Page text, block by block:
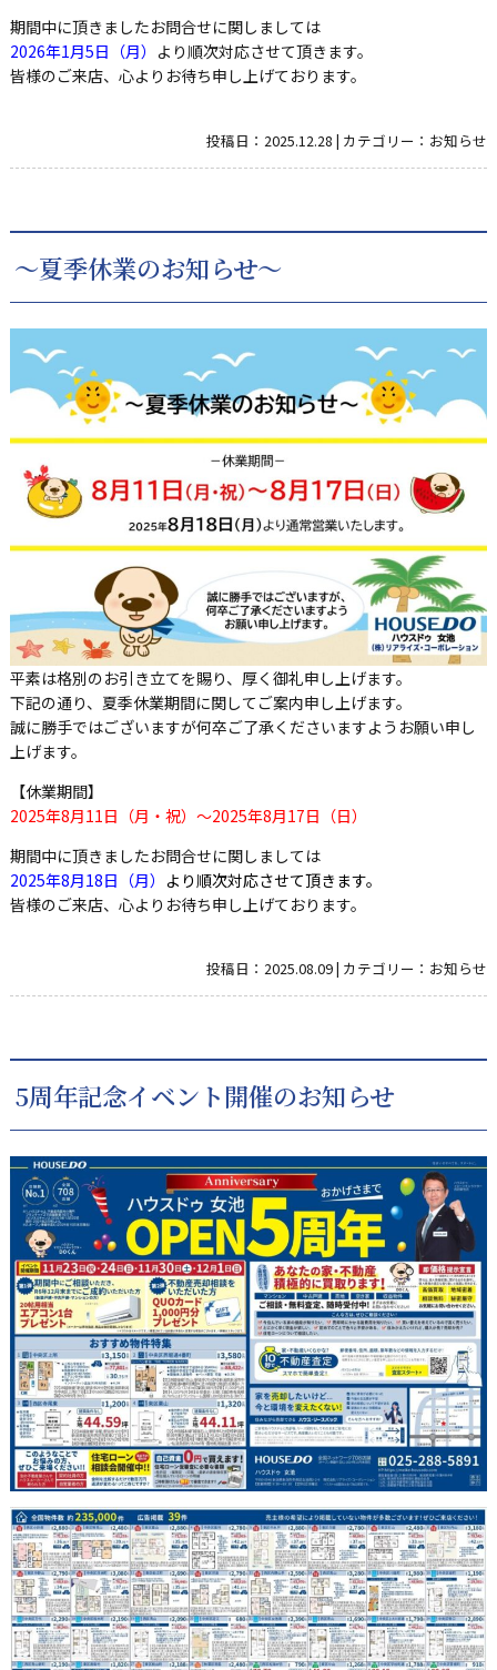
期間中に頂きましたお問合せに関しましては
2026年1月5日（月） より順次対応させて頂きます。
皆様のご来店、心よりお待ち申し上げております。
投稿日：2025.12.28 | カテゴリー： お知らせ
～夏季休業のお知らせ～
平素は格別のお引き立てを賜り、厚く御礼申し上げます。
下記の通り、夏季休業期間に関してご案内申し上げます。
誠に勝手ではございますが何卒ご了承くださいますようお願い申し
上げます。
【休業期間】
2025年8月11日（月・祝）～2025年8月17日（日）
期間中に頂きましたお問合せに関しましては
2025年8月18日（月） より順次対応させて頂きます。
皆様のご来店、心よりお待ち申し上げております。
投稿日：2025.08.09| カテゴリー： お知らせ
5周年記念イベント開催のお知らせ